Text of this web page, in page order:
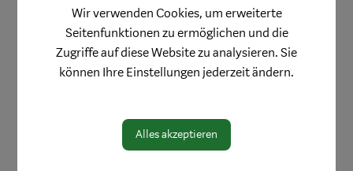
Stellenangebote
Innenstadtbroschüre
Einkaufen
Wohnen & Werken
Wir verwenden Cookies, um erweiterte
Seitenfunktionen zu ermöglichen und die
Zugriffe auf diese Website zu analysieren. Sie
können Ihre Einstellungen jederzeit ändern.
Alles akzeptieren